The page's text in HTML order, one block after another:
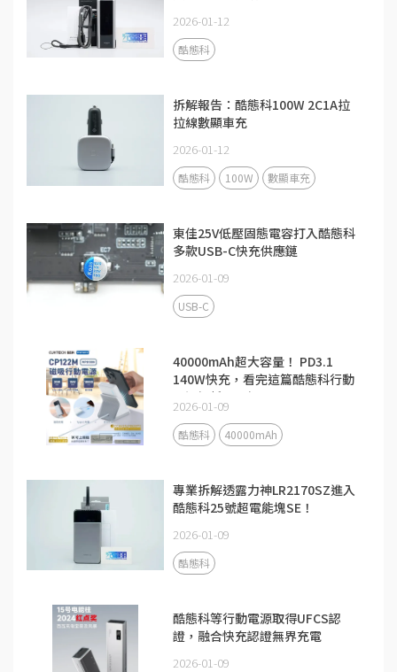
2026-01-12
酷態科
拆解報告：酷態科100W 2C1A拉
拉線數顯車充
2026-01-12
酷態科 100W 數顯車充
東佳25V低壓固態電容打入酷態科
多款USB-C快充供應鏈
2026-01-09
USB-C
40000mAh超大容量！ PD3.1
140W快充，看完這篇酷態科行動
電源解析更了解
2026-01-09
酷態科 40000mAh
專業拆解透露力神LR2170SZ進入
酷態科25號超電能塊SE！
2026-01-09
酷態科
酷態科等行動電源取得UFCS認
證，融合快充認證無界充電
2026-01-09